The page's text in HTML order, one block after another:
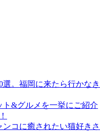
。福岡に来たら行かなき
&グルメを一挙にご紹介
コに癒されたい猫好きさ